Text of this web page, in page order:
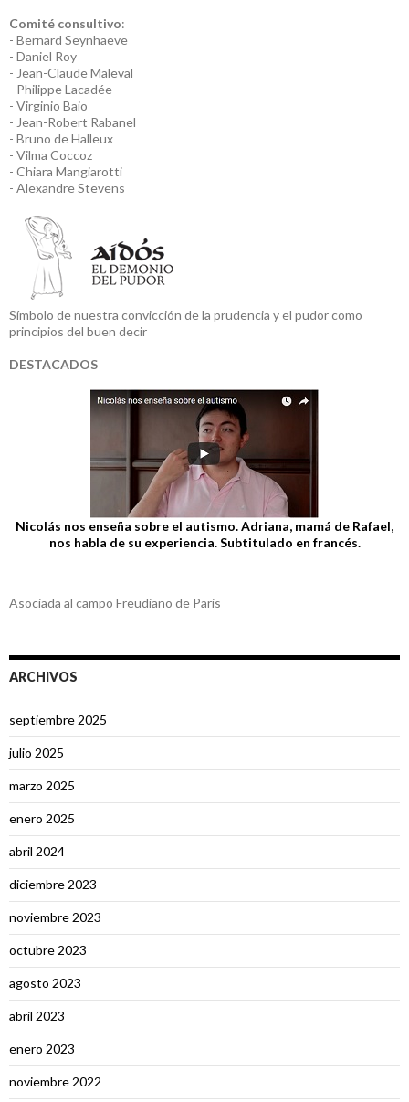
Comité consultivo:
- Bernard Seynhaeve
- Daniel Roy
- Jean-Claude Maleval
- Philippe Lacadée
- Virginio Baio
- Jean-Robert Rabanel
- Bruno de Halleux
- Vilma Coccoz
- Chiara Mangiarotti
- Alexandre Stevens
Símbolo de nuestra convicción de la prudencia y el pudor como
principios del buen decir
DESTACADOS
Nicolás nos enseña sobre el autismo. Adriana, mamá de Rafael,
nos habla de su experiencia. Subtitulado en francés.
Asociada al campo Freudiano de Paris
ARCHIVOS
septiembre 2025
julio 2025
marzo 2025
enero 2025
abril 2024
diciembre 2023
noviembre 2023
octubre 2023
agosto 2023
abril 2023
enero 2023
noviembre 2022